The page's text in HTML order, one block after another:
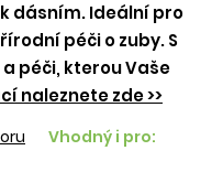
dásním. Ideální pro
péči o zuby. S
péči, kterou Vaše
naleznete zde >>
Vhodný i pro: